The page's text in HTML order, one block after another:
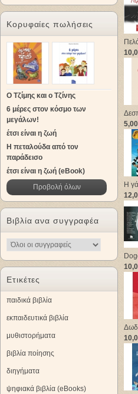
Κορυφαίες πωλήσεις
Ο Τζίμης και ο Τζίνης
6 μέρες στον κόσμο των
μεγάλων!
έτσι είναι η ζωή
Η πεταλούδα από τον
παράδεισο
έτσι είναι η ζωή (eBook)
Προβολή όλων
Βιβλία ανα συγγραφέα
Ετικέτες
παιδικά βιβλία
εκπαιδευτικά βιβλία
μυθιστορήματα
βιβλία ποίησης
διηγήματα
ψηφιακά βιβλία (eBooks)
Η